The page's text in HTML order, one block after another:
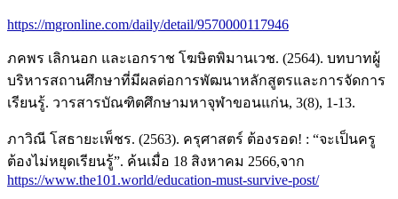
https://mgronline.com/daily/detail/9570000117946
ภคพร เลิกนอก และเอกราช โฆษิตพิมานเวช. (2564). บทบาทผู้
บริหารสถานศึกษาที่มีผลต่อการพัฒนาหลักสูตรและการจัดการ
เรียนรู้. วารสารบัณฑิตศึกษามหาจุฬาขอนแก่น, 3(8), 1-13.
ภาวิณี โสธายะเพ็ชร. (2563). ครุศาสตร์ ต้องรอด! : “จะเป็นครู
ต้องไม่หยุดเรียนรู้”. ค้นเมื่อ 18 สิงหาคม 2566,จาก
https://www.the101.world/education-must-survive-post/